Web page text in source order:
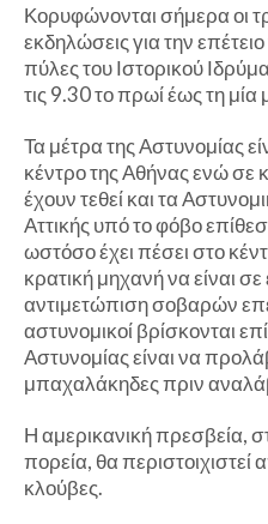
Κορυφώνονται σήμερα οι
εκδηλώσεις για την
πύλες του Ιστορικού
τις 9.30 το πρωί έως τη μία
Τα μέτρα της Αστυνομίας
κέντρο της Αθήνας ενώ
έχουν τεθεί και τα
Αττικής υπό το φόβο
ωστόσο έχει πέσει στο
κρατική μηχανή να είναι σε
αντιμετώπιση σοβαρών
αστυνομικοί βρίσκονται
Αστυνομίας είναι να
μπαχαλάκηδες πριν
Η αμερικανική πρεσβεία,
πορεία, θα περιστοιχιστεί
κλούβες.